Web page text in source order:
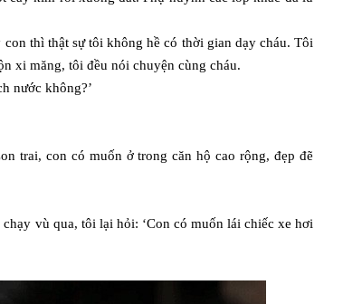
thì thật sự tôi không hề có thời gian dạy cháu. Tôi
xi măng, tôi đều nói chuyện cùng cháu.
nước không?’
trai, con có muốn ở trong căn hộ cao rộng, đẹp đẽ
vù qua, tôi lại hỏi: ‘Con có muốn lái chiếc xe hơi